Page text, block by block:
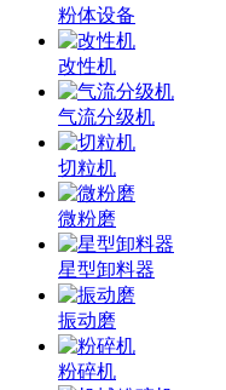
粉体设备
改性机
气流分级机
切粒机
微粉磨
星型卸料器
振动磨
粉碎机